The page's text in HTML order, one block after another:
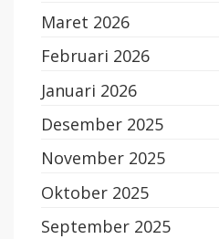
Maret 2026
Februari 2026
Januari 2026
Desember 2025
November 2025
Oktober 2025
September 2025